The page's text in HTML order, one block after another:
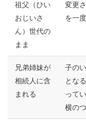
祖父（ひい
おじいさ
ん）世代の
まま
変更
を一
兄弟姉妹が
相続人に含
まれる
子の
とな
って
横の